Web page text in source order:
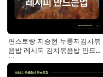
편스토랑 지승현 누룽지김치볶
음밥 레시피 김치볶음밥 만드는
법